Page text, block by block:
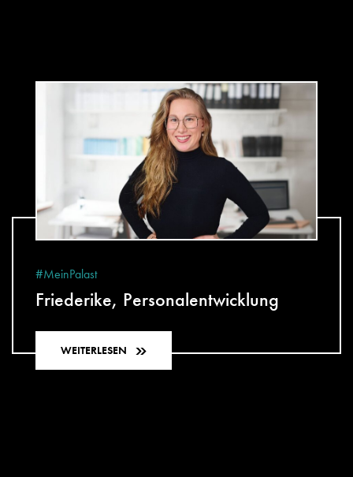
#MeinPalast
Friederike, Personalentwicklung
WEITERLESEN